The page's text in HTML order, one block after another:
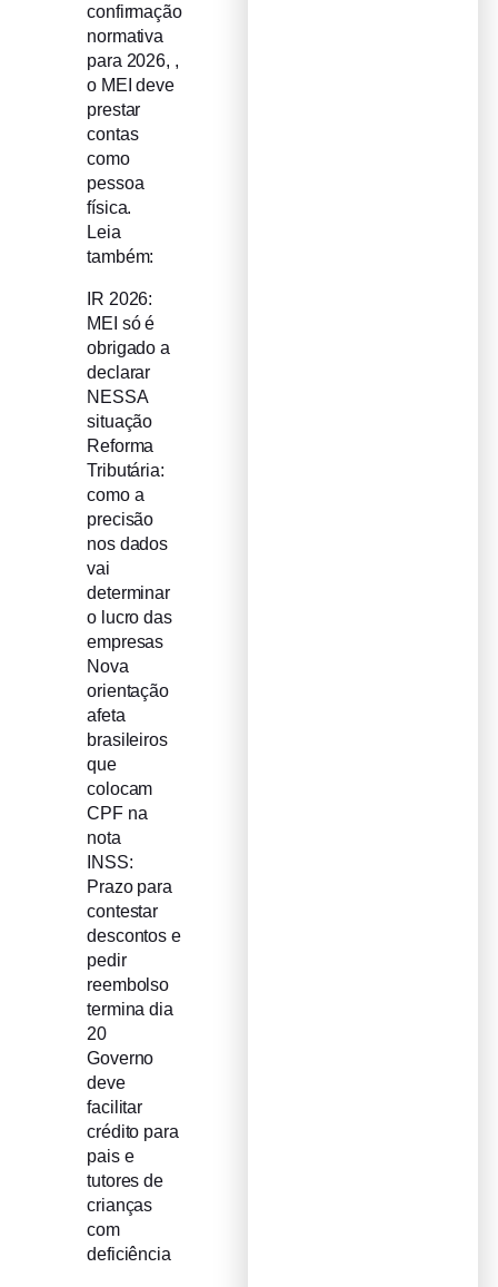
confirmação
normativa
para 2026, ,
o MEI deve
prestar
contas
como
pessoa
física.
Leia
também:
IR 2026:
MEI só é
obrigado a
declarar
NESSA
situação
Reforma
Tributária:
como a
precisão
nos dados
vai
determinar
o lucro das
empresas
Nova
orientação
afeta
brasileiros
que
colocam
CPF na
nota
INSS:
Prazo para
contestar
descontos e
pedir
reembolso
termina dia
20
Governo
deve
facilitar
crédito para
pais e
tutores de
crianças
com
deficiência